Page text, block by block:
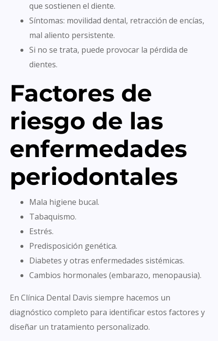
que sostienen el diente.
Síntomas: movilidad dental, retracción de encías,
mal aliento persistente.
Si no se trata, puede provocar la pérdida de
dientes.
Factores de
riesgo de las
enfermedades
periodontales
Mala higiene bucal.
Tabaquismo.
Estrés.
Predisposición genética.
Diabetes y otras enfermedades sistémicas.
Cambios hormonales (embarazo, menopausia).
En Clínica Dental Davis siempre hacemos un
diagnóstico completo para identificar estos factores y
diseñar un tratamiento personalizado.